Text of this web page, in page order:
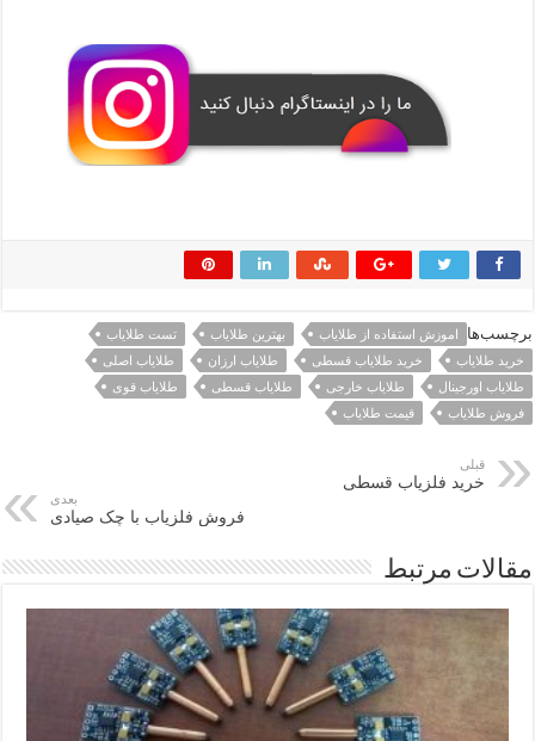
برچسب‌ها اموزش استفاده از طلایاب بهترین طلایاب
تست طلایاب
خرید طلایاب
خرید طلایاب قسطی طلایاب ارزان
طلایاب اصلی
طلایاب اورجینال
طلایاب خارجی طلایاب قسطی
طلایاب قوی
فروش طلایاب
قیمت طلایاب
قبلی
خرید فلزیاب قسطی
بعدی
فروش فلزیاب با چک صیادی
مقالات مرتبط